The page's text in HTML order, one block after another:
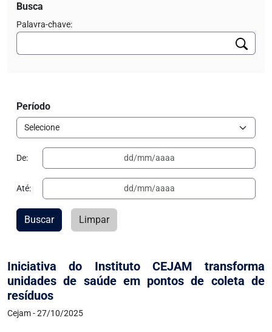
Iniciativa do Instituto CEJAM transforma
unidades de saúde em pontos de coleta de
resíduos
Cejam - 27/10/2025
Busca
Palavra-chave:
Período
De:
Até:
Buscar Limpar